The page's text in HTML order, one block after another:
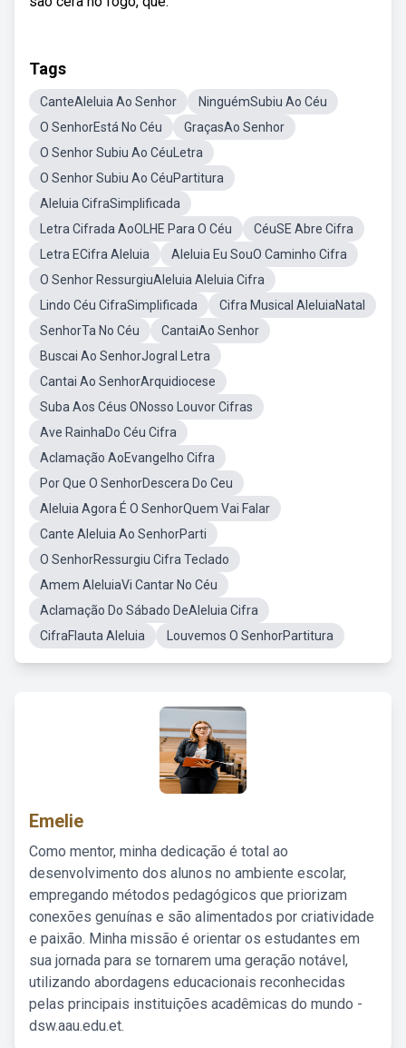
Tags
CanteAleluia Ao Senhor
NinguémSubiu Ao Céu
O SenhorEstá No Céu
GraçasAo Senhor
O Senhor Subiu Ao CéuLetra
O Senhor Subiu Ao CéuPartitura
Aleluia CifraSimplificada
Letra Cifrada AoOLHE Para O Céu
CéuSE Abre Cifra
Letra ECifra Aleluia
Aleluia Eu SouO Caminho Cifra
O Senhor RessurgiuAleluia Aleluia Cifra
Lindo Céu CifraSimplificada
Cifra Musical AleluiaNatal
SenhorTa No Céu
CantaiAo Senhor
Buscai Ao SenhorJogral Letra
Cantai Ao SenhorArquidiocese
Suba Aos Céus ONosso Louvor Cifras
Ave RainhaDo Céu Cifra
Aclamação AoEvangelho Cifra
Por Que O SenhorDescera Do Ceu
Aleluia Agora É O SenhorQuem Vai Falar
Cante Aleluia Ao SenhorParti
O SenhorRessurgiu Cifra Teclado
Amem AleluiaVi Cantar No Céu
Aclamação Do Sábado DeAleluia Cifra
CifraFlauta Aleluia
Louvemos O SenhorPartitura
Emelie
Como mentor, minha dedicação é total ao
desenvolvimento dos alunos no ambiente escolar,
empregando métodos pedagógicos que priorizam
conexões genuínas e são alimentados por criatividade
e paixão. Minha missão é orientar os estudantes em
sua jornada para se tornarem uma geração notável,
utilizando abordagens educacionais reconhecidas
pelas principais instituições acadêmicas do mundo -
dsw.aau.edu.et.